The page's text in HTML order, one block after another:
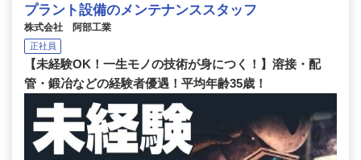
プラント設備のメンテナンススタッフ
株式会社 阿部工業
正社員
【未経験OK！一生モノの技術が身につく！】溶接・配
管・鍛冶などの経験者優遇！平均年齢35歳！